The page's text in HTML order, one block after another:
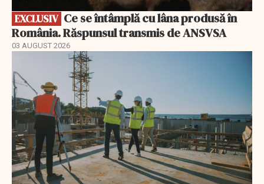
EXCLUSIV
România. Răspunsul transmis de ANSVSA
03 AUGUST 2026